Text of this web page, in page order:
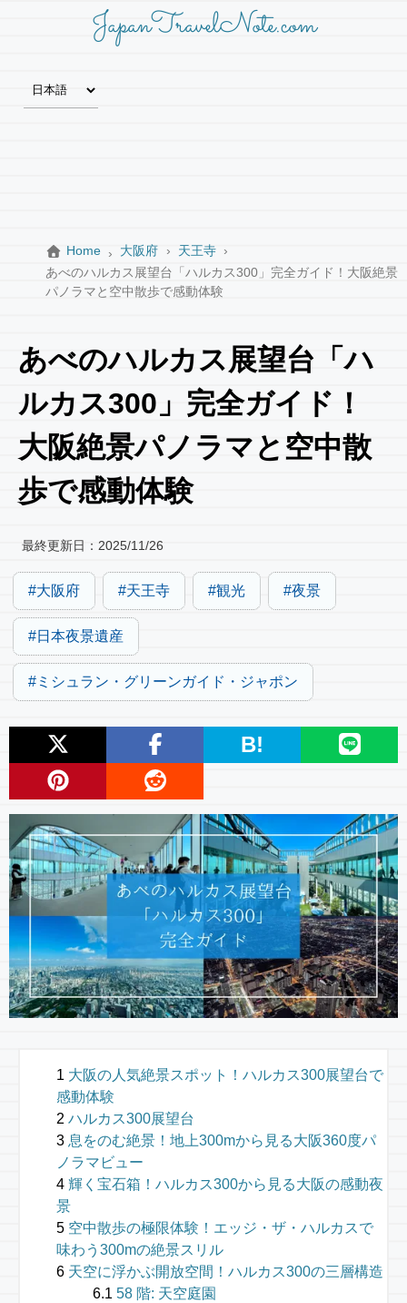
JapanTravelNote.com
Home 大阪府
天王寺
あべのハルカス展望台「ハルカス300」完全ガイド！大阪絶景
パノラマと空中散歩で感動体験
あべのハルカス展望台「ハ
ルカス300」完全ガイド！
大阪絶景パノラマと空中散
歩で感動体験
最終更新日： 2025/11/26
大阪府 天王寺 観光 夜景
日本夜景遺産
ミシュラン・グリーンガイド・ジャポン
B!
大阪の人気絶景スポット！ハルカス300展望台で
感動体験
ハルカス300展望台
息をのむ絶景！地上300mから見る大阪360度パ
ノラマビュー
輝く宝石箱！ハルカス300から見る大阪の感動夜
景
空中散歩の極限体験！エッジ・ザ・ハルカスで
味わう300mの絶景スリル
天空に浮かぶ開放空間！ハルカス300の三層構造
58 階: 天空庭園